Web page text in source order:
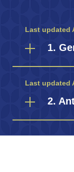
1.
Last updated
2.
Last updated